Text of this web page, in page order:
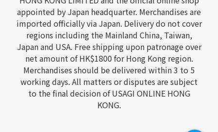
appointed by Japan headquarter. Merchandises are
imported officially via Japan. Delivery do not cover
regions including the Mainland China, Taiwan,
Japan and USA. Free shipping upon patronage over
net amount of HK$1800 for Hong Kong region.
Merchandises should be delivered within 3 to 5
working days. All matters or disputes are subject
to the final decision of USAGI ONLINE HONG
KONG.